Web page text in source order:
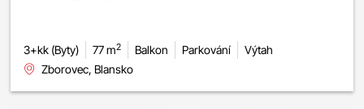
3+kk (Byty) 77 m2 Balkon Parkování
Výtah
Zborovec, Blansko